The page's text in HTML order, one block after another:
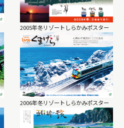
2005年冬リゾートしらかみポスター
2006年冬リゾートしらかみポスター